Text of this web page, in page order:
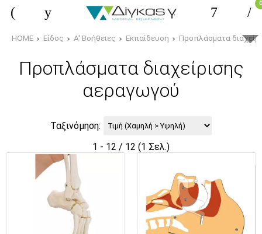
0
HOME Είδος Α' Βοήθειες Εκπαίδευση Προπλάσματα
Προπλάσματα διαχείρισης
αεραγωγού
Ταξινόμηση:
1 - 12 / 12 (1 Σελ.)